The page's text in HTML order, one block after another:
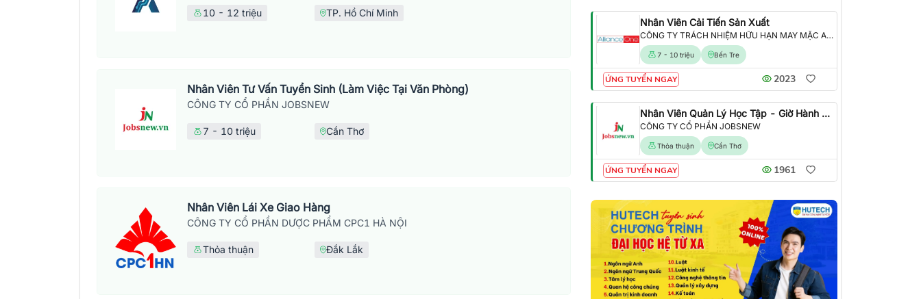
10 - 12 triệu TP. Hồ Chí Minh
Nhân Viên Tư Vấn Tuyển Sinh (Làm Việc Tại Văn Phòng)
CÔNG TY CỔ PHẦN JOBSNEW
7 - 10 triệu Cần Thơ
Nhân Viên Lái Xe Giao Hàng
CÔNG TY CỔ PHẦN DƯỢC PHẨM CPC1 HÀ NỘI
Thỏa thuận Đắk Lắk
Nhân Viên Cải Tiến Sản Xuất
CÔNG TY TRÁCH NHIỆM HỮU HẠN MAY MẶC ALLIANCE ONE
7 - 10 triệu Bến Tre
ỨNG TUYỂN NGAY 2023
Nhân Viên Quản Lý Học Tập - Giờ Hành Chính
CÔNG TY CỔ PHẦN JOBSNEW
Thỏa thuận Cần Thơ
ỨNG TUYỂN NGAY 1961